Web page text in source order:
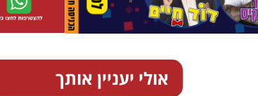
אולי יעניין אותך